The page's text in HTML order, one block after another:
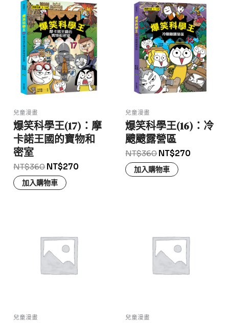
兒童漫畫
爆笑科學王(17)：摩
卡諾王國的寶物和
密室
NT$360 NT$270
加入購物車
兒童漫畫
爆笑科學王(16)：冷
颼颼露營區
NT$360 NT$270
加入購物車
兒童漫畫 兒童漫畫